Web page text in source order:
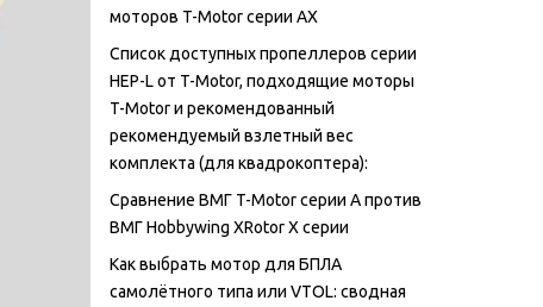
моторов T-Motor серии AX
Список доступных пропеллеров серии
HEP-L от T-Motor, подходящие моторы
T-Motor и рекомендованный
рекомендуемый взлетный вес
комплекта (для квадрокоптера):
Сравнение ВМГ T-Motor серии А против
ВМГ Hobbywing XRotor Х серии
Как выбрать мотор для БПЛА
самолётного типа или VTOL: сводная